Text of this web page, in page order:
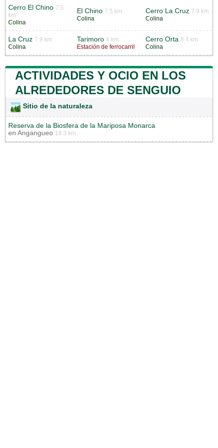
Cerro El Chino 7.5
km
Colina
El Chino 7.5 km
Colina
Cerro La Cruz 7.9 km
Colina
La Cruz 7.9 km
Colina
Tarimoro 8 km
Estación de ferrocarril
Cerro Orta 8.4 km
Colina
ACTIVIDADES Y OCIO EN LOS
ALREDEDORES DE SENGUIO
Sitio de la naturaleza
Reserva de la Biosfera de la Mariposa Monarca
en Angangueo 18.3 km